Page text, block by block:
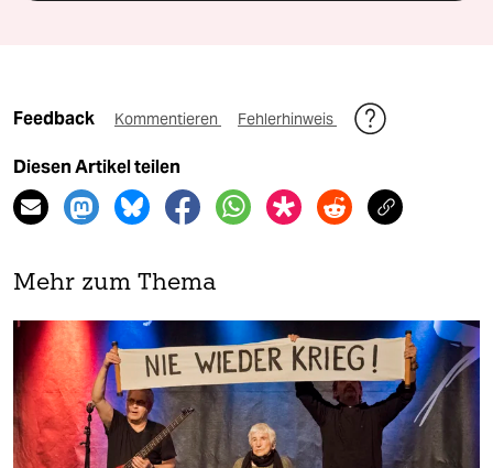
Feedback Kommentieren Fehlerhinweis
Diesen Artikel teilen
Mehr zum Thema